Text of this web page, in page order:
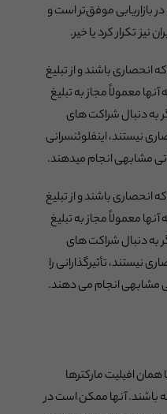
موفق‌تر است و
نیز تکرار کرد یا خیر.
انحصاری باشند و از تبلیغ
معمولاً مجاز به تبلیغ
به دنبال شراکت های
نیستند، اینفلوئنسرانی
مشابهی انجام میدهند.
انحصاری باشند و از تبلیغ
معمولاً مجاز به تبلیغ
به دنبال شراکت های
نیستند، تأثیرگذارانی را
مشابهی انجام می دهند.
افیلیت مارکترها
باشند. آنها ممکن است در